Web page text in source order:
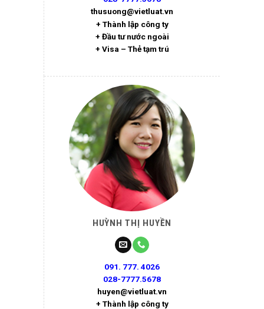
thusuong@vietluat.vn
+ Thành lập công ty
+ Đầu tư nước ngoài
+ Visa – Thẻ tạm trú
HUỲNH THỊ HUYỀN
091. 777. 4026
028-7777.5678
huyen@vietluat.vn
+ Thành lập công ty